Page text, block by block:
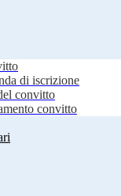
di iscrizione
convitto
convitto